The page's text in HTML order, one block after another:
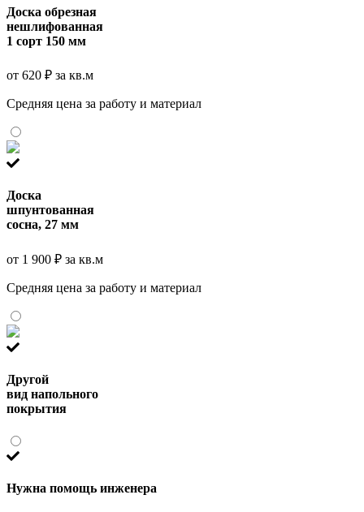
Доска обрезная
нешлифованная
1 сорт 150 мм
от 620 ₽ за кв.м
Средняя цена за работу и материал
Доска
шпунтованная
сосна, 27 мм
от 1 900 ₽ за кв.м
Средняя цена за работу и материал
Другой
вид напольного
покрытия
Нужна помощь инженера